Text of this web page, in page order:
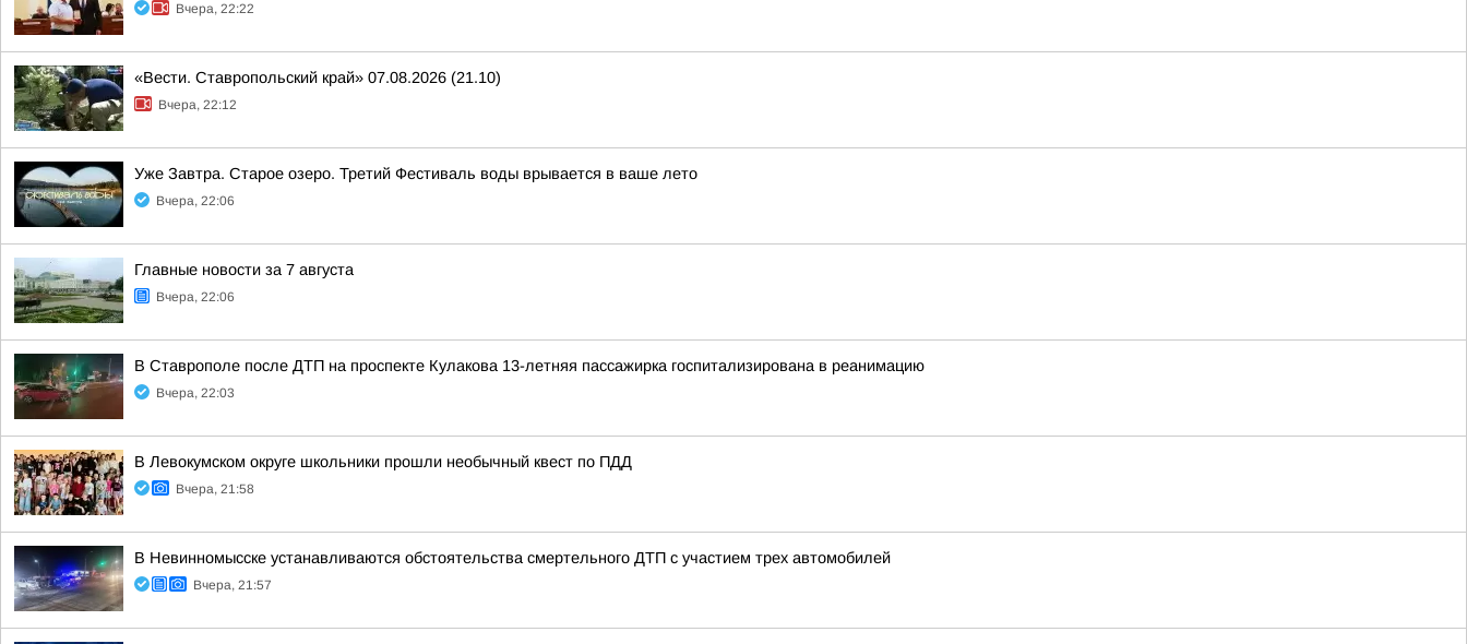
Вчера, 22:22
«Вести. Ставропольский край» 07.08.2026 (21.10)
Вчера, 22:12
Уже Завтра. Старое озеро. Третий Фестиваль воды врывается в ваше лето
Вчера, 22:06
Главные новости за 7 августа
Вчера, 22:06
В Ставрополе после ДТП на проспекте Кулакова 13-летняя пассажирка госпитализирована в реанимацию
Вчера, 22:03
В Левокумском округе школьники прошли необычный квест по ПДД
Вчера, 21:58
В Невинномысске устанавливаются обстоятельства смертельного ДТП с участием трех автомобилей
Вчера, 21:57